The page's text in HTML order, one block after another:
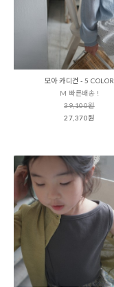
모아 카디건 - 5 COLOR
M 빠른배송 !
39,100원
27,370원